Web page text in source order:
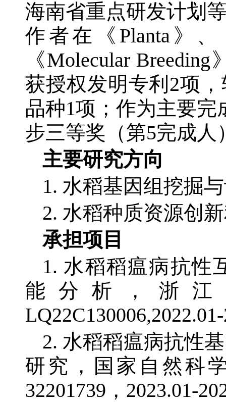
海南省重点研发计划
作者在《Planta》、
《Molecular
获授权发明专利2项
品种1项；作为主要完
步三等奖（第5完成人
主要研究方向
1. 水稻基因组挖掘
2. 水稻种质资源创
承担项目
1. 水稻稻瘟病抗性
能分析，浙
2. 水稻稻瘟病抗性
研究，国家自然科
32201739，2023.01-